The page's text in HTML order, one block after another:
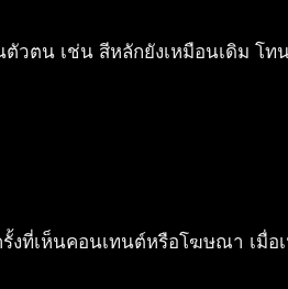
ตน เช่น สีหลักยังเหมือนเดิม โท
งที่เห็นคอนเทนต์หรือโฆษณา เมื่